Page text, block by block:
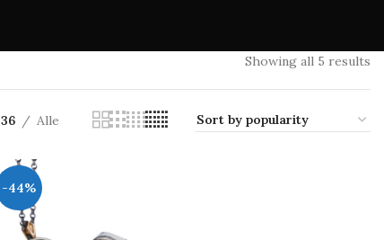
Showing all 5 results
36 Alle
-44%